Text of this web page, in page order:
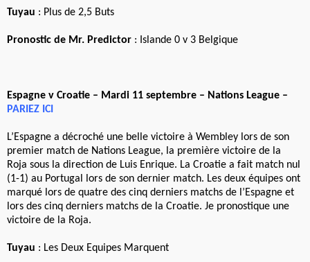
Tuyau : Plus de 2,5 Buts
Pronostic de Mr. Predictor : Islande 0 v 3 Belgique
Espagne v Croatie – Mardi 11 septembre – Nations League –
PARIEZ ICI
L’Espagne a décroché une belle victoire à Wembley lors de son
premier match de Nations League, la première victoire de la
Roja sous la direction de Luis Enrique. La Croatie a fait match nul
(1-1) au Portugal lors de son dernier match. Les deux équipes ont
marqué lors de quatre des cinq derniers matchs de l’Espagne et
lors des cinq derniers matchs de la Croatie. Je pronostique une
victoire de la Roja.
Tuyau : Les Deux Equipes Marquent